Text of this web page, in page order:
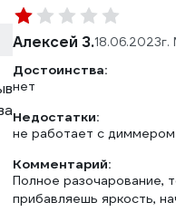
Алексей З.18.06.2023г.
Достоинства:
нет
Недостатки:
не работает с диммером
Комментарий:
Полное разочарование,
прибавляешь яркость,